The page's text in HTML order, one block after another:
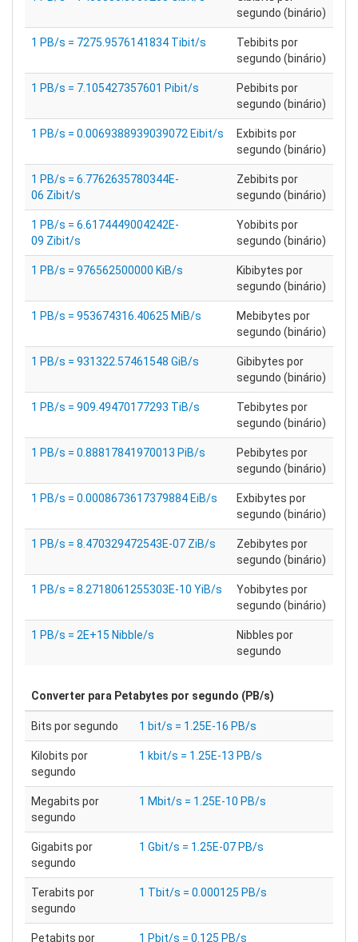
segundo (binário)
1 PB/s = 7275.9576141834 Tibit/s
Tebibits por
segundo (binário)
1 PB/s = 7.105427357601 Pibit/s
Pebibits por
segundo (binário)
1 PB/s = 0.0069388939039072 Eibit/s
Exbibits por
segundo (binário)
1 PB/s = 6.7762635780344E-
06 Zibit/s
Zebibits por
segundo (binário)
1 PB/s = 6.6174449004242E-
09 Zibit/s
Yobibits por
segundo (binário)
1 PB/s = 976562500000 KiB/s
Kibibytes por
segundo (binário)
1 PB/s = 953674316.40625 MiB/s
Mebibytes por
segundo (binário)
1 PB/s = 931322.57461548 GiB/s
Gibibytes por
segundo (binário)
1 PB/s = 909.49470177293 TiB/s
Tebibytes por
segundo (binário)
1 PB/s = 0.88817841970013 PiB/s
Pebibytes por
segundo (binário)
1 PB/s = 0.0008673617379884 EiB/s
Exbibytes por
segundo (binário)
1 PB/s = 8.470329472543E-07 ZiB/s
Zebibytes por
segundo (binário)
1 PB/s = 8.2718061255303E-10 YiB/s
Yobibytes por
segundo (binário)
1 PB/s = 2E+15 Nibble/s
Nibbles por
segundo
Converter para Petabytes por segundo (PB/s)
Bits por segundo 1 bit/s = 1.25E-16 PB/s
Kilobits por
segundo
1 kbit/s = 1.25E-13 PB/s
Megabits por
segundo
1 Mbit/s = 1.25E-10 PB/s
Gigabits por
segundo
1 Gbit/s = 1.25E-07 PB/s
Terabits por
segundo
1 Tbit/s = 0.000125 PB/s
Petabits por
1 Pbit/s = 0.125 PB/s